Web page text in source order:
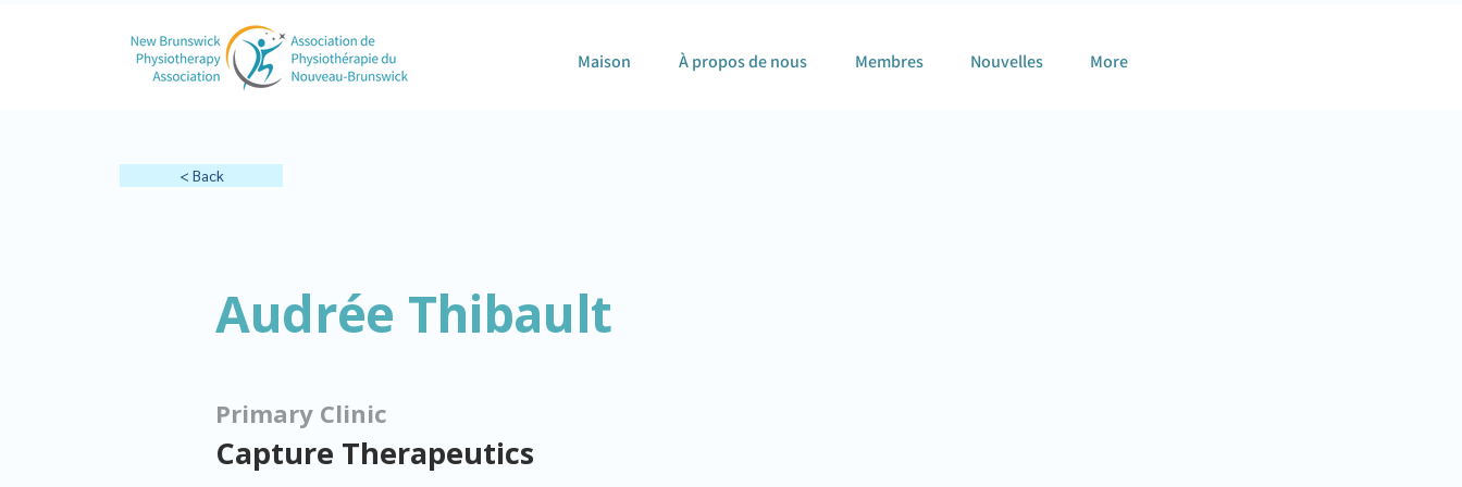
Maison À propos de nous Membres Nouvelles More
< Back
Audrée Thibault
Primary Clinic
Capture Therapeutics